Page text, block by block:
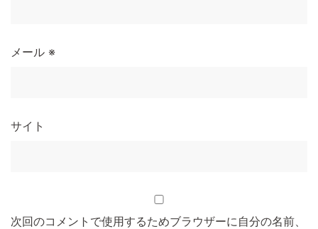
メール ※
サイト
次回のコメントで使用するためブラウザーに自分の名前、